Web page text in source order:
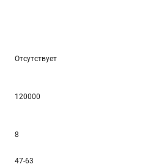
Отсутствует
120000
8
47-63